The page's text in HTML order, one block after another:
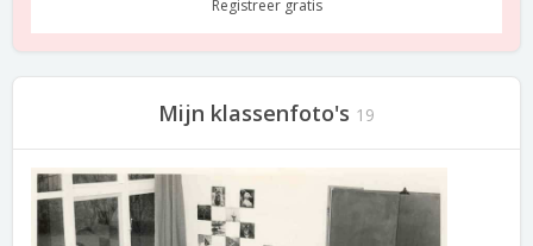
Registreer gratis
Mijn klassenfoto's 19